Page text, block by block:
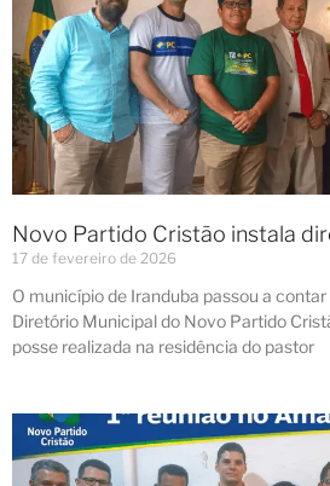
Novo Partido Cristão instala
17 de fevereiro de 2026
O município de Iranduba passou a
Diretório Municipal do Novo Partido
posse realizada na residência do pastor